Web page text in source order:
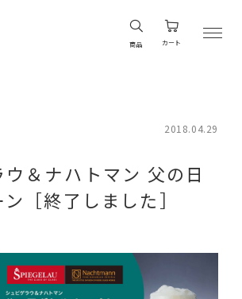
商品 カート
2018.04.29
＆ナハトマン 父の日
［終了しました］